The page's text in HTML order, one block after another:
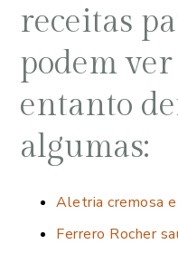
receitas
podem
entanto
algumas:
Aletria cremosa
Ferrero Rocher